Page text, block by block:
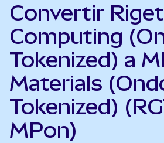
Convertir
Computing
Tokenized) a
Materials
Tokenized)
MPon)